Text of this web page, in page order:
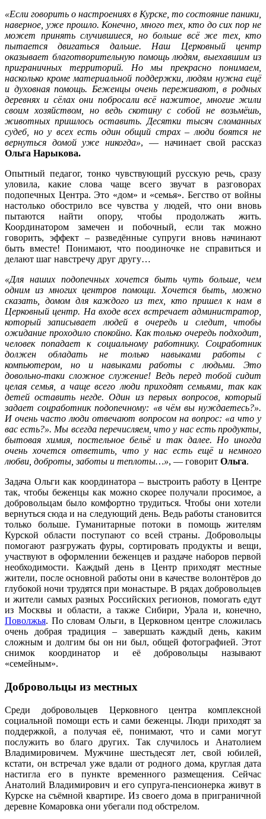
«Если говорить о настроениях в Курске, то состояние паники,
наверное, уже прошло. Конечно, много тех, кто до сих пор не
может принять случившиеся, но больше всё же тех, кто
пытается двигаться дальше. Наш Церковный центр
оказывает благотворительную помощь людям, выехавшим из
приграничных территорий. Но мы прекрасно понимаем,
насколько кроме материальной поддержки, людям нужна ещё
и духовная помощь. Беженцы очень переживают, в родных
деревнях и сёлах они побросали всё нажитое, многие жили
своим хозяйством, но ведь скотину с собой не возьмёшь,
животных пришлось оставить. Десятки тысяч сломанных
судеб, но у всех есть один общий страх – люди боятся не
вернуться домой уже никогда», — начинает свой рассказ
Ольга Нарыкова.
Опытный педагог, тонко чувствующий русскую речь, сразу
уловила, какие слова чаще всего звучат в разговорах
подопечных Центра. Это «дом» и «семья». Бегство от войны
настолько обострило все чувства у людей, что они вновь
пытаются найти опору, чтобы продолжать жить.
Координатором замечен и побочный, если так можно
говорить, эффект – разведённые супруги вновь начинают
быть вместе! Понимают, что поодиночке не справиться и
делают шаг навстречу друг другу…
«Для наших подопечных хочется быть чуть больше, чем
одним из многих центров помощи. Хочется быть, можно
сказать, домом для каждого из тех, кто пришел к нам в
Церковный центр. На входе всех встречает администратор,
который записывает людей в очередь и следит, чтобы
ожидание проходило спокойно. Как только очередь подходит,
человек попадает к социальному работнику. Соцработник
должен обладать не только навыками работы с
компьютером, но и навыками работы с людьми. Это
довольно-таки сложное служение! Ведь перед тобой сидит
целая семья, а чаще всего люди приходят семьями, так как
детей оставить негде. Один из первых вопросов, который
задает соцработник подопечному: «в чём вы нуждаетесь?».
И очень часто люди отвечают вопросом на вопрос: «а что у
вас есть?». Мы всегда перечисляем, что у нас есть продукты,
бытовая химия, постельное бельё и так далее. Но иногда
очень хочется ответить, что у нас есть ещё и немного
любви, доброты, заботы и теплоты…», — говорит Ольга.
Задача Ольги как координатора – выстроить работу в Центре
так, чтобы беженцы как можно скорее получали просимое, а
добровольцам было комфортно трудиться. Чтобы они хотели
вернуться сюда и на следующий день. Ведь работы становится
только больше. Гуманитарные потоки в помощь жителям
Курской области поступают со всей страны. Добровольцы
помогают разгружать фуры, сортировать продукты и вещи,
участвуют в оформлении беженцев и раздаче наборов первой
необходимости. Каждый день в Центр приходят местные
жители, после основной работы они в качестве волонтёров до
глубокой ночи трудятся при монастыре. В рядах добровольцев
и жители самых разных Российских регионов, помогать едут
из Москвы и области, а также Сибири, Урала и, конечно,
Поволжья. По словам Ольги, в Церковном центре сложилась
очень добрая традиция – завершать каждый день, каким
сложным и долгим бы он ни был, общей фотографией. Этот
снимок координатор и её добровольцы называют
«семейным».
Добровольцы из местных
Среди добровольцев Церковного центра комплексной
социальной помощи есть и сами беженцы. Люди приходят за
поддержкой, а получая её, понимают, что и сами могут
послужить во благо других. Так случилось и Анатолием
Владимировичем. Мужчине шестьдесят лет, свой юбилей,
кстати, он встречал уже вдали от родного дома, круглая дата
настигла его в пункте временного размещения. Сейчас
Анатолий Владимирович и его супруга-пенсионерка живут в
Курске на съёмной квартире. Из своего дома в приграничной
деревне Комаровка они убегали под обстрелом.